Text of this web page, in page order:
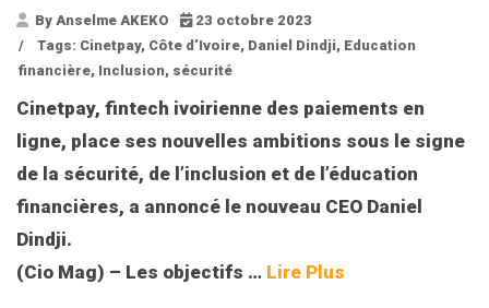
By Anselme AKEKO
23 octobre 2023
/
Tags: Cinetpay, Côte d’Ivoire, Daniel Dindji, Education
financière, Inclusion, sécurité
Cinetpay, fintech ivoirienne des paiements en
ligne, place ses nouvelles ambitions sous le signe
de la sécurité, de l’inclusion et de l’éducation
financières, a annoncé le nouveau CEO Daniel
Dindji.
(Cio Mag) – Les objectifs … Lire Plus